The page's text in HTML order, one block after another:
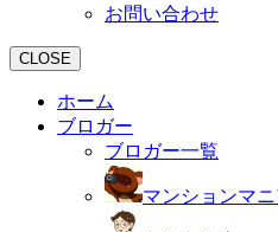
お問い合わせ
CLOSE
ホーム
ブロガー
ブロガー一覧
マンションマ